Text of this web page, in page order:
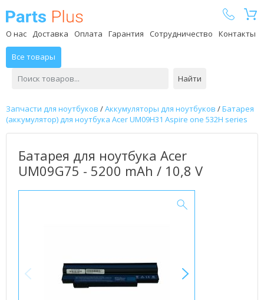
О нас Доставка Оплата Гарантия Сотрудничество Контакты
Все товары
Найти
Запчасти для ноутбуков /Аккумуляторы для ноутбуков /Батарея
(аккумулятор) для ноутбука Acer UM09H31 Aspire one 532H series
Батарея для ноутбука Acer
UM09G75 - 5200 mAh / 10,8 V